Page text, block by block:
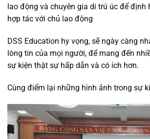
lao động và chuyên gia di trú úc để định
hợp tác với chủ lao động
DSS Education hy vọng, sẽ ngày càng
lòng tin của mọi người, để mang đến
sự kiện thật sự hấp dẫn và có ích hơn.
Cùng điểm lại những hình ảnh trong sự